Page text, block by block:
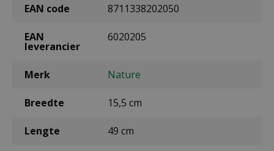
EAN code 8711338202050
EAN
leverancier
6020205
Merk Nature
Breedte 15,5 cm
Lengte 49 cm